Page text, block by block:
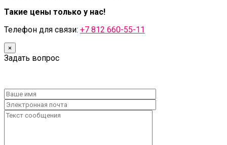
Такие цены только у нас!
Телефон для связи: +7 812 660-55-11
×
Задать вопрос